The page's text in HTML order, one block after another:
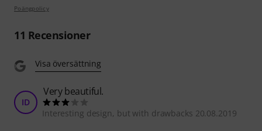
Poängpolicy
11 Recensioner
Visa översättning
ID
Very beautiful.
Interesting design, but with drawbacks 20.08.2019